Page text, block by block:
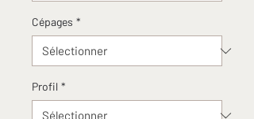
Cépages *
Profil *